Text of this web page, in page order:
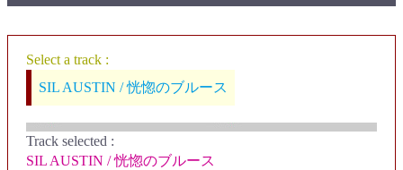
Select a track :
SIL AUSTIN / 恍惚のブルース
Track selected :
SIL AUSTIN / 恍惚のブルース